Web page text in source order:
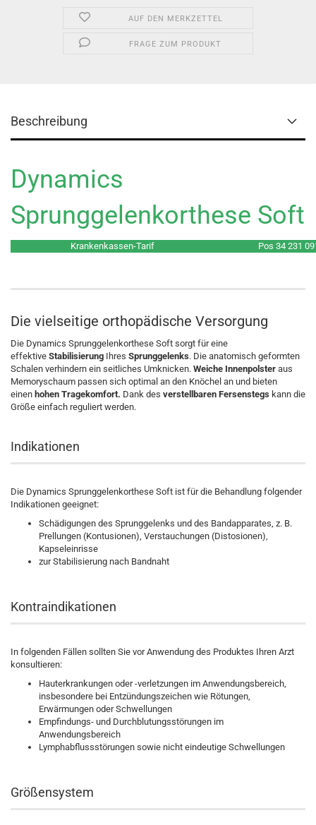
AUF DEN MERKZETTEL
FRAGE ZUM PRODUKT
Beschreibung
Dynamics
Sprunggelenkorthese Soft
Krankenkassen-Tarif Pos 34 231
Die vielseitige orthopädische Versorgung
Die Dynamics Sprunggelenkorthese Soft sorgt für eine
effektive Stabilisierung Ihres Sprunggelenks. Die anatomisch geformten
Schalen verhindern ein seitliches Umknicken. Weiche Innenpolster aus
Memoryschaum passen sich optimal an den Knöchel an und bieten
einen hohen Tragekomfort. Dank des verstellbaren Fersenstegs kann die
Größe einfach reguliert werden.
Indikationen
Die Dynamics Sprunggelenkorthese Soft ist für die Behandlung folgender
Indikationen geeignet:
Schädigungen des Sprunggelenks und des Bandapparates, z. B.
Prellungen (Kontusionen), Verstauchungen (Distosionen),
Kapseleinrisse
zur Stabilisierung nach Bandnaht
Kontraindikationen
In folgenden Fällen sollten Sie vor Anwendung des Produktes Ihren Arzt
konsultieren:
Hauterkrankungen oder -verletzungen im Anwendungsbereich,
insbesondere bei Entzündungszeichen wie Rötungen,
Erwärmungen oder Schwellungen
Empfindungs- und Durchblutungsstörungen im
Anwendungsbereich
Lymphabflussstörungen sowie nicht eindeutige Schwellungen
Größensystem